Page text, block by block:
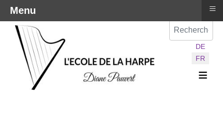
Sélectionnez
DE
FR
≡
Menu ≡